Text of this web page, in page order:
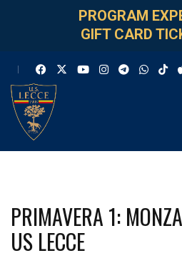
PROGRAM
GIFT CARD
PRIMAVERA 1:
US LECCE